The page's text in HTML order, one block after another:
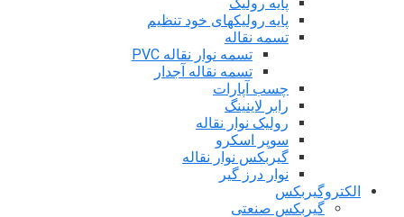
پایه رولیکهای خود تنظیم
تسمه نقاله
تسمه نوار نقاله PVC
تسمه نقاله آجدار
چسب آپارات
رابر لاینینگ
رولیک نوار نقاله
سوپر اسکرو
گیربکس نوار نقاله
نوار درز گیر
الکتروگیربکس
گیربکس صنعتی